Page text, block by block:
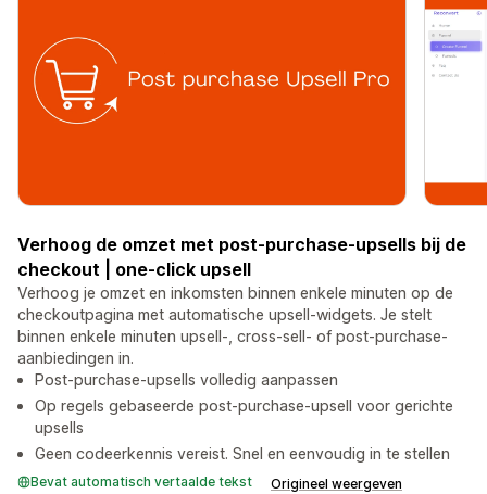
Verhoog de omzet met post-purchase-upsells bij de
checkout | one-click upsell
Verhoog je omzet en inkomsten binnen enkele minuten op de
checkoutpagina met automatische upsell-widgets. Je stelt
binnen enkele minuten upsell-, cross-sell- of post-purchase-
aanbiedingen in.
Post-purchase-upsells volledig aanpassen
Op regels gebaseerde post-purchase-upsell voor gerichte
upsells
Geen codeerkennis vereist. Snel en eenvoudig in te stellen
Bevat automatisch vertaalde tekst Origineel weergeven